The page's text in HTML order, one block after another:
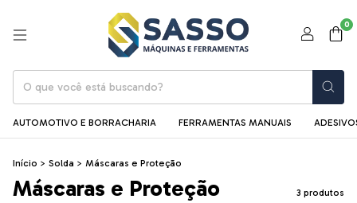
0
AUTOMOTIVO E BORRACHARIA FERRAMENTAS MANUAIS
Início > Solda > Máscaras e Proteção
Máscaras e Proteção 3 produtos